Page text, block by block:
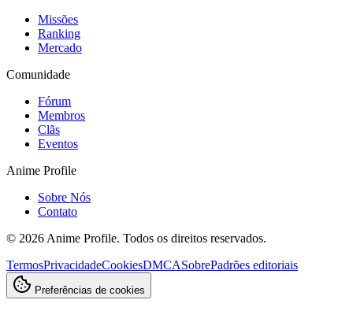
Missões
Ranking
Mercado
Comunidade
Fórum
Membros
Clãs
Eventos
Anime Profile
Sobre Nós
Contato
© 2026 Anime Profile. Todos os direitos reservados.
TermosPrivacidadeCookiesDMCASobrePadrões editoriais
Preferências de cookies